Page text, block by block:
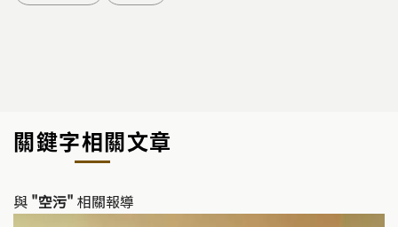
關鍵字相關文章
與 "空污" 相關報導